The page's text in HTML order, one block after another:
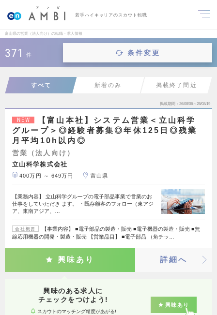
若手ハイキャリアのスカウト転職
富山県の営業（法人向け）の転職・求人情報
371 件 条件変更
すべて 新着のみ 掲載終了間近
掲載期間 26/08/06～26/08/19
NEW
【富山本社】システム営業＜立山科学
グループ＞◎経験者募集◎年休125日◎残業
月平均10h以内◎
営業（法人向け）
立山科学株式会社
400万円 ～ 649万円 富山県
【業務内容】 立山科学グループの電子部品事業で営業のお
仕事をしていただき ます。 ・既存顧客のフォロー（東アジ
ア、東南アジア、…
会社概要
【事業内容】 ■電子部品の製造・販売 ■電子機器の製造・販売 ■無
線応用機器の開発・製造・販売 【営業品目】 ■電子部品 （角チッ…
興味あり 詳細へ
興味のある求人に
チェックをつけよう!
スカウトのマッチング精度があがる!
興味あり